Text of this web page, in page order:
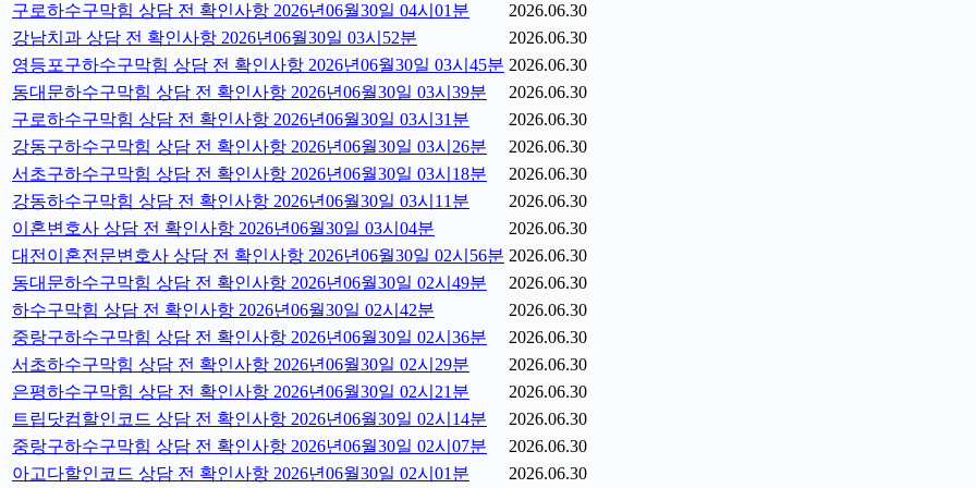
구로하수구막힘 상담 전 확인사항 2026년06월30일 04시01분
2026.06.30
강남치과 상담 전 확인사항 2026년06월30일 03시52분
2026.06.30
영등포구하수구막힘 상담 전 확인사항 2026년06월30일 03시45분 2026.06.30
동대문하수구막힘 상담 전 확인사항 2026년06월30일 03시39분
2026.06.30
구로하수구막힘 상담 전 확인사항 2026년06월30일 03시31분
2026.06.30
강동구하수구막힘 상담 전 확인사항 2026년06월30일 03시26분
2026.06.30
서초구하수구막힘 상담 전 확인사항 2026년06월30일 03시18분
2026.06.30
강동하수구막힘 상담 전 확인사항 2026년06월30일 03시11분
2026.06.30
이혼변호사 상담 전 확인사항 2026년06월30일 03시04분
2026.06.30
대전이혼전문변호사 상담 전 확인사항 2026년06월30일 02시56분 2026.06.30
동대문하수구막힘 상담 전 확인사항 2026년06월30일 02시49분
2026.06.30
하수구막힘 상담 전 확인사항 2026년06월30일 02시42분
2026.06.30
중랑구하수구막힘 상담 전 확인사항 2026년06월30일 02시36분
2026.06.30
서초하수구막힘 상담 전 확인사항 2026년06월30일 02시29분
2026.06.30
은평하수구막힘 상담 전 확인사항 2026년06월30일 02시21분
2026.06.30
트립닷컴할인코드 상담 전 확인사항 2026년06월30일 02시14분
2026.06.30
중랑구하수구막힘 상담 전 확인사항 2026년06월30일 02시07분
2026.06.30
아고다할인코드 상담 전 확인사항 2026년06월30일 02시01분
2026.06.30